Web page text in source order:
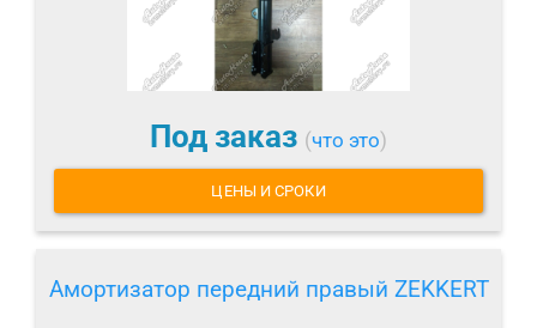
Под заказ (что это)
ЦЕНЫ И СРОКИ
Амортизатор передний правый ZEKKERT